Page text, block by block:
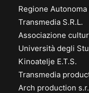
Regione
Transmedia S.R.L.
Associazione
Università degli
Kinoatelje E.T.S.
Transmedia
Arch production